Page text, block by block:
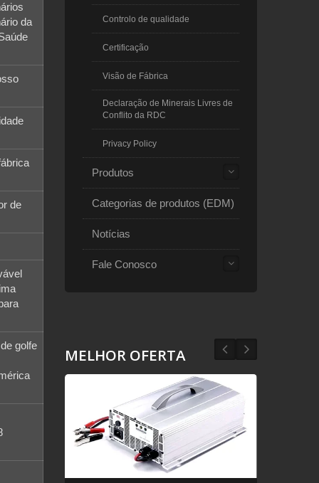
da
de
golfe
Controlo de qualidade
Certificação
Visão de Fábrica
Declaração de Minerais Livres de
Conflito da RDC
Privacy Policy
Produtos
Categorias de produtos (EDM)
Notícias
Fale Conosco
MELHOR OFERTA